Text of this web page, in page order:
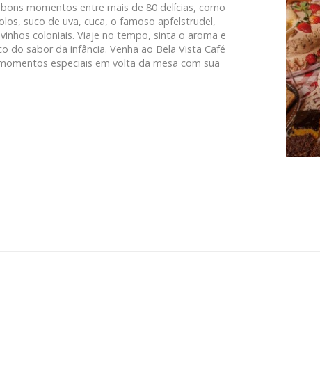
momentos entre mais de 80 delícias, como
suco de uva, cuca, o famoso apfelstrudel,
coloniais. Viaje no tempo, sinta o aroma e
do sabor da infância. Venha ao Bela Vista Café
especiais em volta da mesa com sua